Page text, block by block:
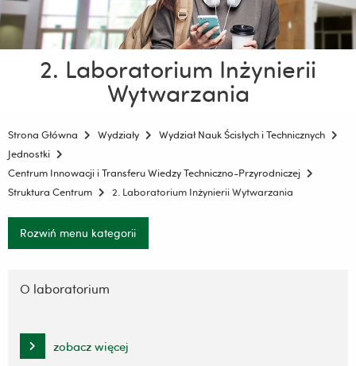
2. Laboratorium Inżynierii
Wytwarzania
Strona Główna Wydziały
Wydział Nauk Ścisłych i Technicznych
Jednostki
Centrum Innowacji i Transferu Wiedzy Techniczno-Przyrodniczej
Struktura Centrum
2. Laboratorium Inżynierii Wytwarzania
Rozwiń menu kategorii
nawigację
treści
O laboratorium
zobacz więcej